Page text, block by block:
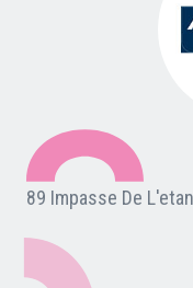
Nos adhérents
Carte du réseau
Nos partenaires
89 Impasse De